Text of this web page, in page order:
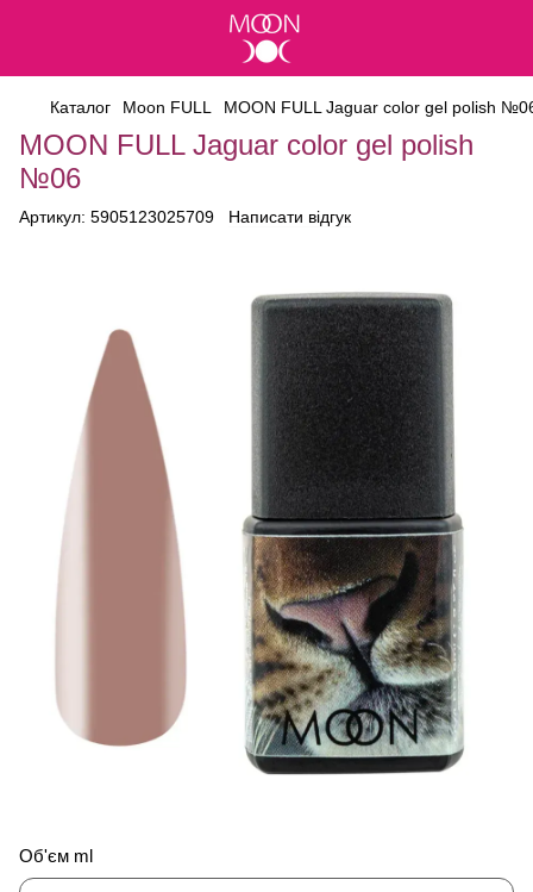
Каталог Moon FULL MOON FULL Jaguar color gel polish
MOON FULL Jaguar color gel polish
№06
Артикул: 5905123025709 Написати відгук
Об'єм ml